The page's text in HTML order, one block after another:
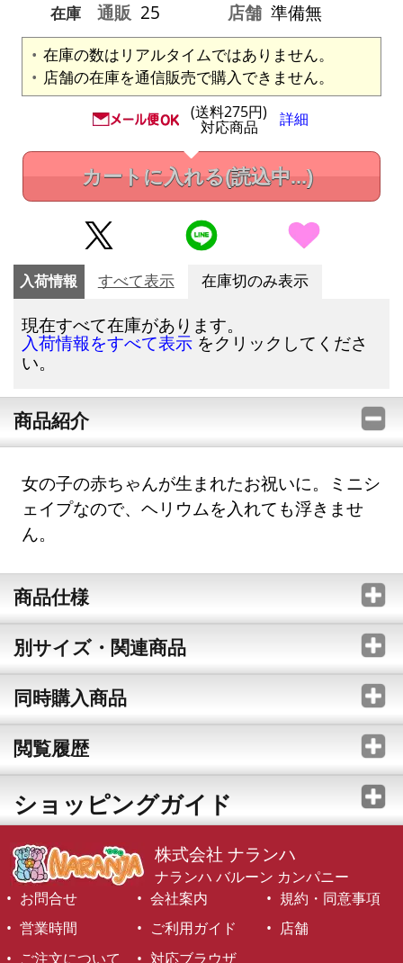
在庫
通販 25 店舗 準備無
在庫の数はリアルタイムではありません。
店舗の在庫を通信販売で購入できません。
(送料275円)
対応商品 詳細
カートに入れる(読込中...)
入荷情報 すべて表示 在庫切のみ表示
現在すべて在庫があります。
入荷情報をすべて表示 をクリックしてくださ
い。
商品紹介
女の子の赤ちゃんが生まれたお祝いに。ミニシ
ェイプなので、ヘリウムを入れても浮きませ
ん。
商品仕様
別サイズ・関連商品
同時購入商品
閲覧履歴
ショッピングガイド
株式会社 ナランハ
ナランハ バルーン カンパニー
お問合せ
会社案内
規約・同意事項
営業時間
ご利用ガイド
店舗
ご注文について
対応ブラウザ